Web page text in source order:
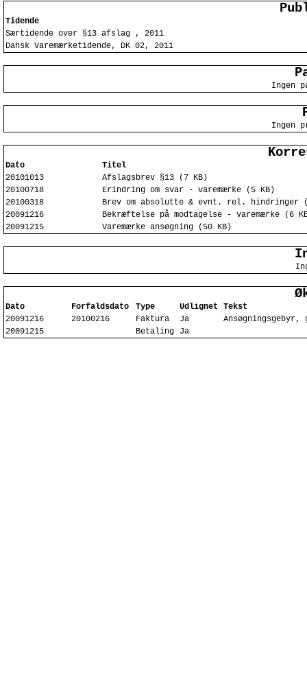
Tidende
Særtidende over §13 afslag , 2011
Dansk Varemærketidende, DK 02, 2011
Ingen
Ingen
Dato
Titel
20101013
Afslagsbrev §13 (7 KB)
20100718
Erindring om svar - varemærke (5 KB)
20100318
Brev om absolutte & evnt. rel. hindringer
20091216
Bekræftelse på modtagelse - varemærke (6
20091215
Varemærke ansøgning (50 KB)
Dato Forfaldsdato Type Udlignet
Tekst
20091216
20100216 Faktura Ja
Ansøgningsgebyr,
20091215
Betaling Ja